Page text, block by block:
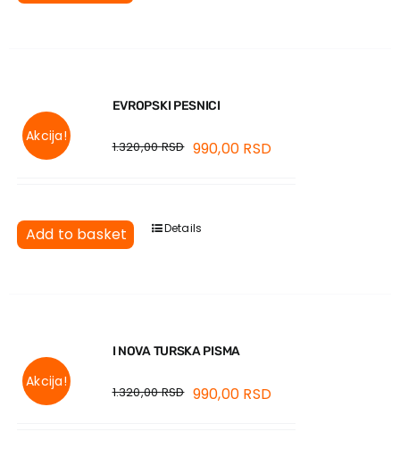
Akcija!
EVROPSKI PESNICI
1.320,00RSD 990,00 RSD
Add to basket Details
Akcija!
I NOVA TURSKA PISMA
1.320,00RSD 990,00 RSD